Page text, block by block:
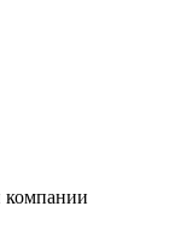
компании